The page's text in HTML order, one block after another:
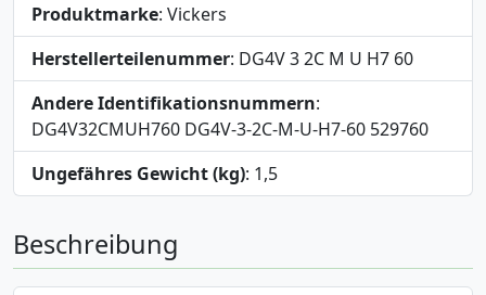
Produktmarke: Vickers
Herstellerteilenummer: DG4V 3 2C M U H7 60
Andere Identifikationsnummern:
DG4V32CMUH760 DG4V-3-2C-M-U-H7-60 529760
Ungefähres Gewicht (kg): 1,5
Beschreibung